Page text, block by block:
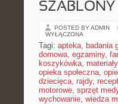
POSTED BY ADMIN
WYŁĄCZONA
Tagi: apteka, badania
domowa, egzaminy,
koszykówka,
opieka społeczna,
dziecięca, rajdy,
motorowe, sprzęt
wychowanie, wiedza